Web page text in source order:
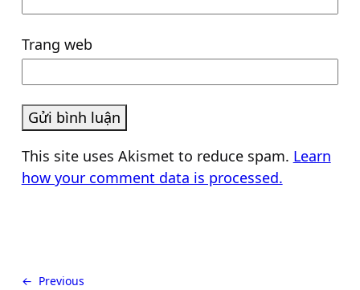
Trang web
This site uses Akismet to reduce spam. Learn
how your comment data is processed.
← Previous